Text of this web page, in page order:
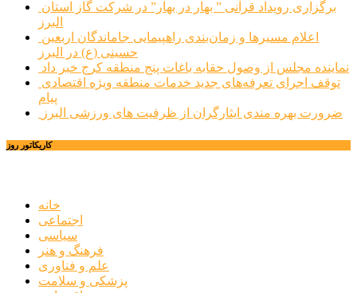
البرز
حسینی (ع) در البرز
نماینده مجلس از وصول حقابه باغات پنج منطقه کرج خبر داد
پیام
ضرورت بهره مندی ایثارگران از ظرفیت های ورزشی البرز
کاریکاتور روز
خانه
اجتماعی
سیاسی
فرهنگ و هنر
علم و فناوری
پزشکی و سلامت